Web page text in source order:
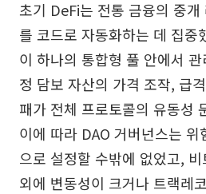
초기 DeFi는 전통 금융의 중
를 코드로 자동화하는 데 집중
이 하나의 통합형 풀 안에서
정 담보 자산의 가격 조작, 급
패가 전체 프로토콜의 유동성
이에 따라 DAO 거버넌스는 위
으로 설정할 수밖에 없었고,
외에 변동성이 크거나 트랙레